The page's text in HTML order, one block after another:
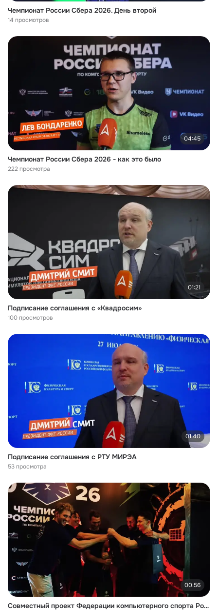
Чемпионат России Сбера 2026. День второй
14 просмотров
04:45
Чемпионат России Сбера 2026 - как это было
222 просмотра
01:21
Подписание соглашения с «Квадросим»
100 просмотров
01:40
Подписание соглашения с РТУ МИРЭА
53 просмотра
00:56
Совместный проект Федерации компьютерного спорта России и Федерации водных видов спорта России